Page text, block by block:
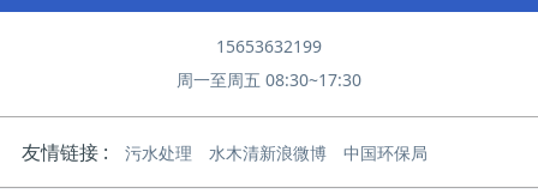
15653632199
周一至周五 08:30~17:30
友情链接 : 污水处理 水木清新浪微博 中国环保局